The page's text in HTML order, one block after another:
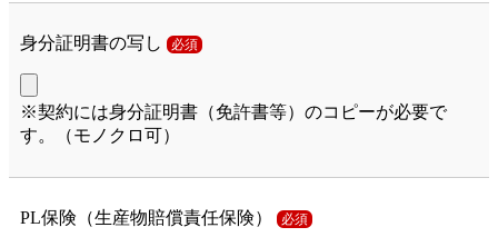
身分証明書の写し 必須
※契約には身分証明書（免許書等）のコピーが必要で
す。（モノクロ可）
PL保険（生産物賠償責任保険） 必須